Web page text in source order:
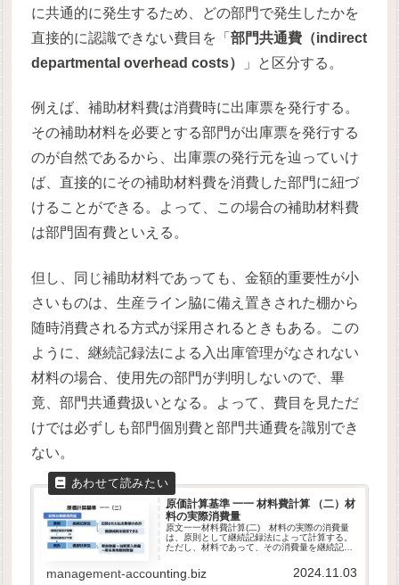
に共通的に発生するため、どの部門で発生したかを
直接的に認識できない費目を「部門共通費（indirect
departmental overhead costs）
」と区分する。
例えば、補助材料費は消費時に出庫票を発行する。
その補助材料を必要とする部門が出庫票を発行する
のが自然であるから、出庫票の発行元を辿っていけ
ば、直接的にその補助材料費を消費した部門に紐づ
けることができる。よって、この場合の補助材料費
は部門固有費といえる。
但し、同じ補助材料であっても、金額的重要性が小
さいものは、生産ライン脇に備え置きされた棚から
随時消費される方式が採用されるときもある。この
ように、継続記録法による入出庫管理がなされない
材料の場合、使用先の部門が判明しないので、畢
竟、部門共通費扱いとなる。よって、費目を見ただ
けでは必ずしも部門個別費と部門共通費を識別でき
ない。
原価計算基準 一一 材料費計算 （二）材
料の実際消費量
原文一一材料費計算(二) 材料の実際の消費量
は、原則として継続記録法によって計算する。
ただし、材料であって、その消費量を継続記録
必要のないものについては、たな卸計算法を適
用することができる。第二章 ...
management-accounting.biz 2024.11.03